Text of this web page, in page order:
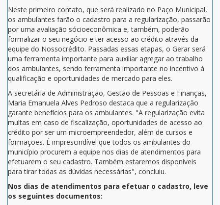
Neste primeiro contato, que será realizado no Paço Municipal,
os ambulantes farão o cadastro para a regularização, passarão
por uma avaliação sócioeconômica e, também, poderão
formalizar o seu negócio e ter acesso ao crédito através da
equipe do Nossocrédito. Passadas essas etapas, o Gerar será
uma ferramenta importante para auxiliar agregar ao trabalho
dos ambulantes, sendo ferramenta importante no incentivo à
qualificação e oportunidades de mercado para eles.
A secretária de Administração, Gestão de Pessoas e Finanças,
Maria Emanuela Alves Pedroso destaca que a regularização
garante benefícios para os ambulantes. "A regularização evita
multas em caso de fiscalização, oportunidades de acesso ao
crédito por ser um microempreendedor, além de cursos e
formações. É imprescindível que todos os ambulantes do
município procurem a equipe nos dias de atendimentos para
efetuarem o seu cadastro. Também estaremos disponíveis
para tirar todas as dúvidas necessárias", concluiu.
Nos dias de atendimentos para efetuar o cadastro, leve
os seguintes documentos: